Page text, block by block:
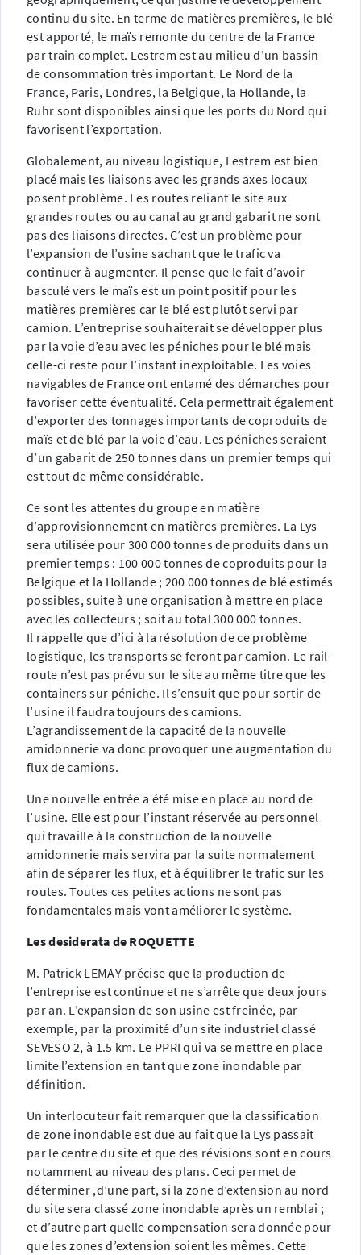
continu du site. En terme de matières premières, le blé
est apporté, le maïs remonte du centre de la France
par train complet. Lestrem est au milieu d’un bassin
de consommation très important. Le Nord de la
France, Paris, Londres, la Belgique, la Hollande, la
Ruhr sont disponibles ainsi que les ports du Nord qui
favorisent l’exportation.
Globalement, au niveau logistique, Lestrem est bien
placé mais les liaisons avec les grands axes locaux
posent problème. Les routes reliant le site aux
grandes routes ou au canal au grand gabarit ne sont
pas des liaisons directes. C’est un problème pour
l’expansion de l’usine sachant que le trafic va
continuer à augmenter. Il pense que le fait d’avoir
basculé vers le maïs est un point positif pour les
matières premières car le blé est plutôt servi par
camion. L’entreprise souhaiterait se développer plus
par la voie d’eau avec les péniches pour le blé mais
celle-ci reste pour l’instant inexploitable. Les voies
navigables de France ont entamé des démarches pour
favoriser cette éventualité. Cela permettrait également
d’exporter des tonnages importants de coproduits de
maïs et de blé par la voie d’eau. Les péniches seraient
d’un gabarit de 250 tonnes dans un premier temps qui
est tout de même considérable.
Ce sont les attentes du groupe en matière
d’approvisionnement en matières premières. La Lys
sera utilisée pour 300 000 tonnes de produits dans un
premier temps : 100 000 tonnes de coproduits pour la
Belgique et la Hollande ; 200 000 tonnes de blé estimés
possibles, suite à une organisation à mettre en place
avec les collecteurs ; soit au total 300 000 tonnes.
Il rappelle que d’ici à la résolution de ce problème
logistique, les transports se feront par camion. Le rail-
route n’est pas prévu sur le site au même titre que les
containers sur péniche. Il s’ensuit que pour sortir de
l’usine il faudra toujours des camions.
L’agrandissement de la capacité de la nouvelle
amidonnerie va donc provoquer une augmentation du
flux de camions.
Une nouvelle entrée a été mise en place au nord de
l’usine. Elle est pour l’instant réservée au personnel
qui travaille à la construction de la nouvelle
amidonnerie mais servira par la suite normalement
afin de séparer les flux, et à équilibrer le trafic sur les
routes. Toutes ces petites actions ne sont pas
fondamentales mais vont améliorer le système.
Les desiderata de ROQUETTE
M. Patrick LEMAY précise que la production de
l’entreprise est continue et ne s’arrête que deux jours
par an. L’expansion de son usine est freinée, par
exemple, par la proximité d’un site industriel classé
SEVESO 2, à 1.5 km. Le PPRI qui va se mettre en place
limite l’extension en tant que zone inondable par
définition.
Un interlocuteur fait remarquer que la classification
de zone inondable est due au fait que la Lys passait
par le centre du site et que des révisions sont en cours
notamment au niveau des plans. Ceci permet de
déterminer ,d’une part, si la zone d’extension au nord
du site sera classé zone inondable après un remblai ;
et d’autre part quelle compensation sera donnée pour
que les zones d’extension soient les mêmes. Cette